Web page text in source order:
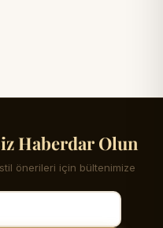
Haberdar Olun
önerileri için bültenimize